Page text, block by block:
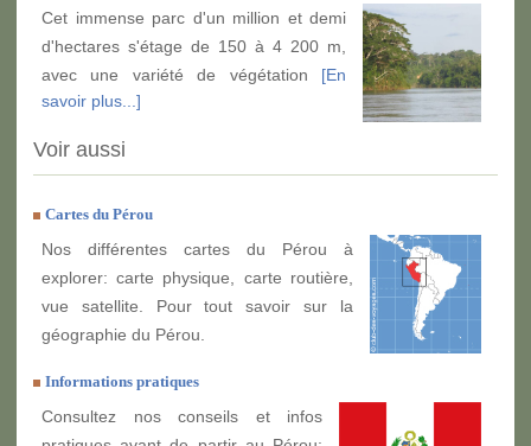
Cet immense parc d'un million et demi
d'hectares s'étage de 150 à 4 200 m,
avec une variété de végétation [En
savoir plus...]
Voir aussi
Cartes du Pérou
Nos différentes cartes du Pérou à
explorer: carte physique, carte routière,
vue satellite. Pour tout savoir sur la
géographie du Pérou.
Informations pratiques
Consultez nos conseils et infos